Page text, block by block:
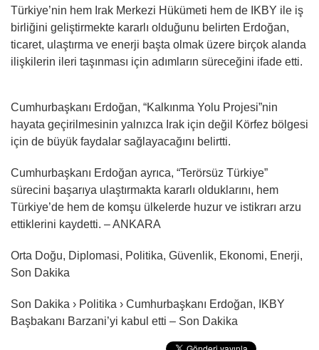
Türkiye’nin hem Irak Merkezi Hükümeti hem de IKBY ile iş
birliğini geliştirmekte kararlı olduğunu belirten Erdoğan,
ticaret, ulaştırma ve enerji başta olmak üzere birçok alanda
ilişkilerin ileri taşınması için adımların süreceğini ifade etti.
Cumhurbaşkanı Erdoğan, “Kalkınma Yolu Projesi”nin
hayata geçirilmesinin yalnızca Irak için değil Körfez bölgesi
için de büyük faydalar sağlayacağını belirtti.
Cumhurbaşkanı Erdoğan ayrıca, “Terörsüz Türkiye”
sürecini başarıya ulaştırmakta kararlı olduklarını, hem
Türkiye’de hem de komşu ülkelerde huzur ve istikrarı arzu
ettiklerini kaydetti. – ANKARA
Orta Doğu, Diplomasi, Politika, Güvenlik, Ekonomi, Enerji,
Son Dakika
Son Dakika › Politika › Cumhurbaşkanı Erdoğan, IKBY
Başbakanı Barzani’yi kabul etti – Son Dakika